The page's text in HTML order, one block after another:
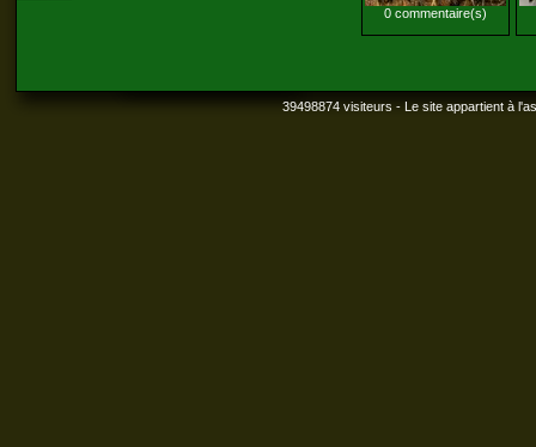
0 commentaire(s)
39498874 visiteurs - Le site appartient à